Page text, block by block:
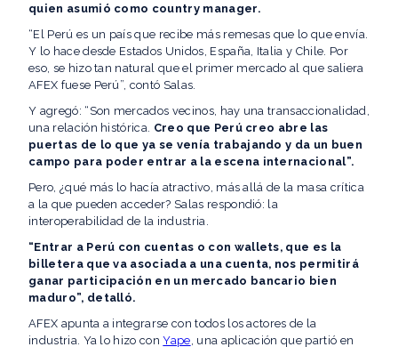
quien asumió como country manager.
“El Perú es un país que recibe más remesas que lo que envía.
Y lo hace desde Estados Unidos, España, Italia y Chile. Por
eso, se hizo tan natural que el primer mercado al que saliera
AFEX fuese Perú”, contó Salas.
Y agregó: “Son mercados vecinos, hay una transaccionalidad,
una relación histórica. Creo que Perú creo abre las
puertas de lo que ya se venía trabajando y da un buen
campo para poder entrar a la escena internacional”.
Pero, ¿qué más lo hacía atractivo, más allá de la masa crítica
a la que pueden acceder? Salas respondió: la
interoperabilidad de la industria.
“Entrar a Perú con cuentas o con wallets, que es la
billetera que va asociada a una cuenta, nos permitirá
ganar participación en un mercado bancario bien
maduro”, detalló.
AFEX apunta a integrarse con todos los actores de la
industria. Ya lo hizo conYape , una aplicación que partió en